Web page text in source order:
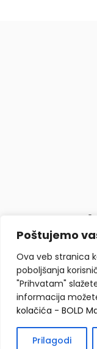
Poštujemo
Ova veb stranica
poboljšanja
"Prihvatam"
informacija
kolačića - BOLD
Prilagodi
O
Copyright ©